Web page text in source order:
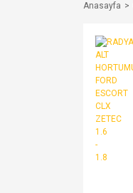
Anasayfa